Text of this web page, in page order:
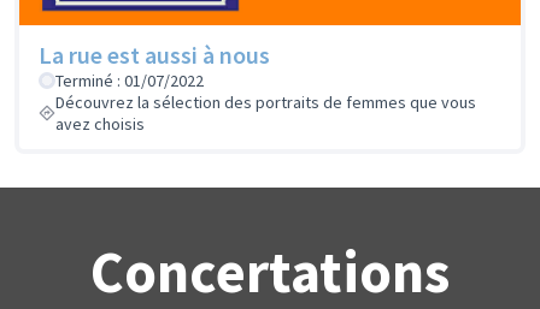
La rue est aussi à nous
Terminé : 01/07/2022
Découvrez la sélection des portraits de femmes que vous
avez choisis
Concertations